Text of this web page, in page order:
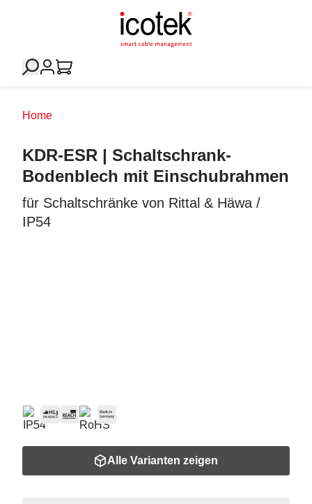
Home
KDR-ESR | Schaltschrank-
Bodenblech mit Einschubrahmen
für Schaltschränke von Rittal & Häwa /
IP54
Alle Varianten zeigen